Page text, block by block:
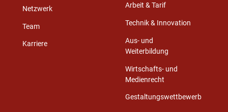
Netzwerk
Team
Karriere
Arbeit & Tarif
Technik & Innovation
Aus- und
Weiterbildung
Wirtschafts- und
Medienrecht
Gestaltungswettbewerb